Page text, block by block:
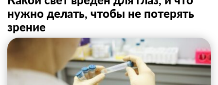
нужно делать, чтобы не потерять
зрение